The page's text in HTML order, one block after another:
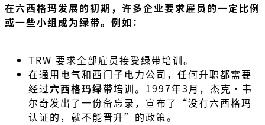
在六西格玛发展的初期，许多企业要求雇员的一定比例
或一些小组成为绿带。例如：
TRW 要求全部雇员接受绿带培训。
在通用电气和西门子电力公司，任何升职都需要
经过六西格玛绿带培训。1997年3月，杰克·韦
尔奇发出了一份备忘录，宣布了“没有六西格玛
认证的，就不能晋升”的政策。